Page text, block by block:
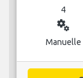
4
miscellaneous_services
Manuelle